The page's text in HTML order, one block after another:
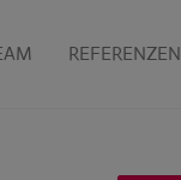
REFERENZEN